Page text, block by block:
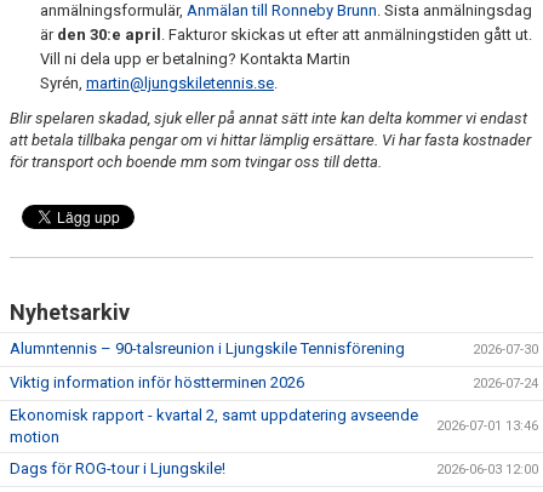
anmälningsformulär, Anmälan till Ronneby Brunn. Sista anmälningsdag
är den 30:e april . Fakturor skickas ut efter att anmälningstiden gått ut.
Vill ni dela upp er betalning? Kontakta Martin
Syrén, martin@ljungskiletennis.se.
Blir spelaren skadad, sjuk eller på annat sätt inte kan delta kommer vi endast
att betala tillbaka pengar om vi hittar lämplig ersättare. Vi har fasta kostnader
för transport och boende mm som tvingar oss till detta.
Nyhetsarkiv
Alumntennis – 90-talsreunion i Ljungskile Tennisförening 2026-07-30
Viktig information inför höstterminen 2026 2026-07-24
Ekonomisk rapport - kvartal 2, samt uppdatering avseende
motion
2026-07-01 13:46
Dags för ROG-tour i Ljungskile! 2026-06-03 12:00